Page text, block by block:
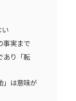
い
事実まで
あり「転
」は意味が